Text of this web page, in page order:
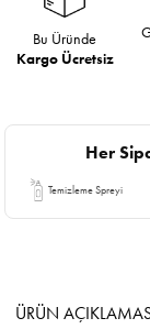
Bu Üründe
Kargo Ücretsiz
Her
Temizleme Spreyi
ÜRÜN